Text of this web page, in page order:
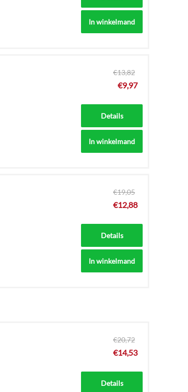
In winkelmand
€13,82
€9,97
Details
In winkelmand
€19,05
€12,88
Details
In winkelmand
€20,72
€14,53
Details